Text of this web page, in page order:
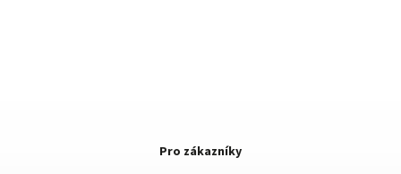
Pro zákazníky